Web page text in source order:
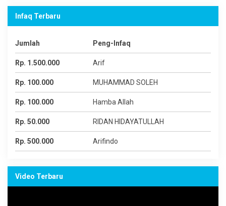
Infaq Terbaru
Jumlah Peng-Infaq
Rp. 1.500.000 Arif
Rp. 100.000 MUHAMMAD SOLEH
Rp. 100.000 Hamba Allah
Rp. 50.000 RIDAN HIDAYATULLAH
Rp. 500.000 Arifindo
Video Terbaru